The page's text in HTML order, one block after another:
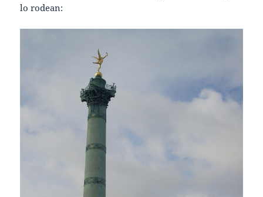
lo rodean: